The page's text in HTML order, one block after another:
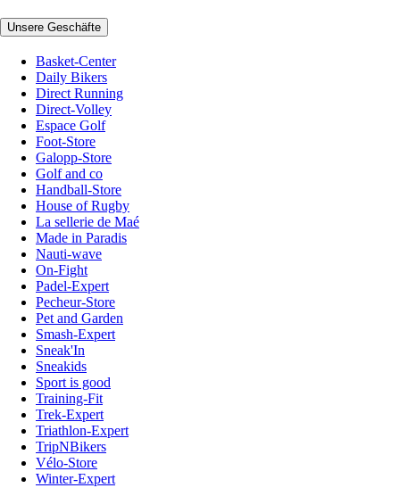
Unsere Geschäfte
Basket-Center
Daily Bikers
Direct Running
Direct-Volley
Espace Golf
Foot-Store
Galopp-Store
Golf and co
Handball-Store
House of Rugby
La sellerie de Maé
Made in Paradis
Nauti-wave
On-Fight
Padel-Expert
Pecheur-Store
Pet and Garden
Smash-Expert
Sneak'In
Sneakids
Sport is good
Training-Fit
Trek-Expert
Triathlon-Expert
TripNBikers
Vélo-Store
Winter-Expert